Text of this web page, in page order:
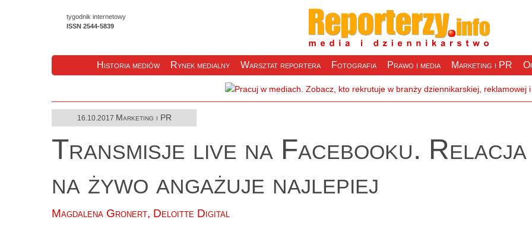
Historia mediów Rynek medialny Warsztat reportera Fotografia Prawo i media Marketing i PR
tygodnik internetowy
ISSN 2544-5839
16.10.2017 Marketing i PR
Transmisje live na Facebooku. Relacja
na żywo angażuje najlepiej
Magdalena Gronert, Deloitte Digital